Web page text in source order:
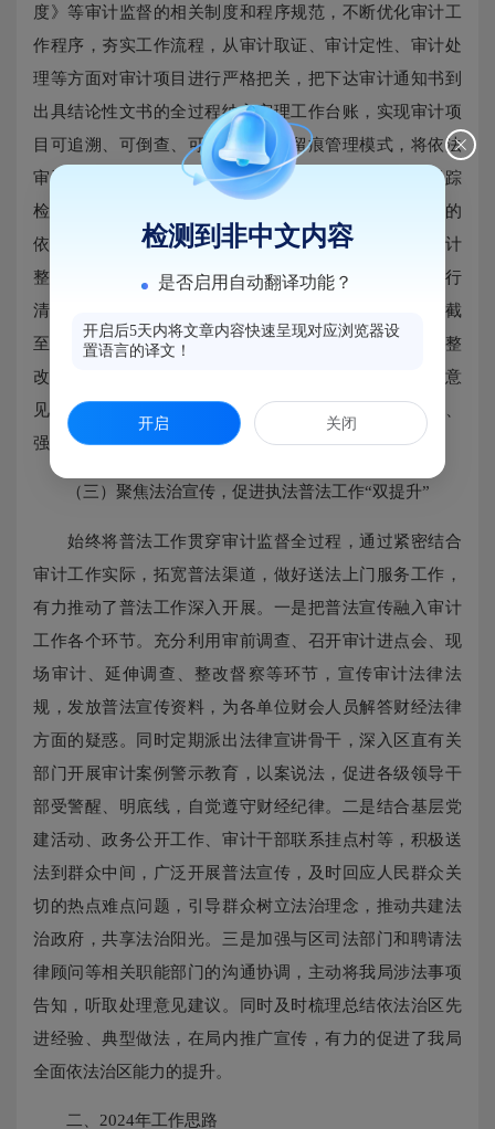
度》等审计监督的相关制度和程序规范，不断优化审计工
作程序，夯实工作流程，从审计取证、审计定性、审计处
理等方面对审计项目进行严格把关，把下达审计通知书到
出具结论性文书的全过程纳入审理工作台账，实现审计项
目可追溯、可倒查、可问责的全程留痕管理模式，将依法
审计落到实处。坚持对审计组执行审计纪律情况进行跟踪
检查，主动接受被审计单位和社会各界监督，营造浓厚的
依法审计、廉洁审计的文明执法氛围。三是严格落实审计
整改。完善审计整改机制，建立审计发现问题台账，推行
清单式管理、对账销号，推动问题整改落实落细落地。截
至目前，对近五年来经济责任审计发现239个问题，深化整
改专题“回头看”工作机制，已整改227个，采纳审计建议意
见77条，整改率94.98%，持续推动全区各单位建章立制、
强基固本，提高各项工作上新水平。
（三）聚焦法治宣传，促进执法普法工作“双提升”
始终将普法工作贯穿审计监督全过程，通过紧密结合
审计工作实际，拓宽普法渠道，做好送法上门服务工作，
有力推动了普法工作深入开展。一是把普法宣传融入审计
工作各个环节。充分利用审前调查、召开审计进点会、现
场审计、延伸调查、整改督察等环节，宣传审计法律法
规，发放普法宣传资料，为各单位财会人员解答财经法律
方面的疑惑。同时定期派出法律宣讲骨干，深入区直有关
部门开展审计案例警示教育，以案说法，促进各级领导干
部受警醒、明底线，自觉遵守财经纪律。二是结合基层党
建活动、政务公开工作、审计干部联系挂点村等，积极送
法到群众中间，广泛开展普法宣传，及时回应人民群众关
切的热点难点问题，引导群众树立法治理念，推动共建法
治政府，共享法治阳光。三是加强与区司法部门和聘请法
律顾问等相关职能部门的沟通协调，主动将我局涉法事项
告知，听取处理意见建议。同时及时梳理总结依法治区先
进经验、典型做法，在局内推广宣传，有力的促进了我局
全面依法治区能力的提升。
二、2024年工作思路
检测到非中文内容
是否启用自动翻译功能？
开启后5天内将文章内容快速呈现对应浏览器设
置语言的译文！
开启 关闭